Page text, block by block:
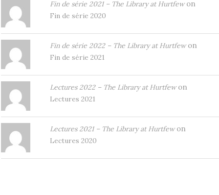
Fin de série 2021 – The Library at Hurtfewon
Fin de série 2020
Fin de série 2022 – The Library at Hurtfewon
Fin de série 2021
Lectures 2022 – The Library at Hurtfewon
Lectures 2021
Lectures 2021 – The Library at Hurtfewon
Lectures 2020